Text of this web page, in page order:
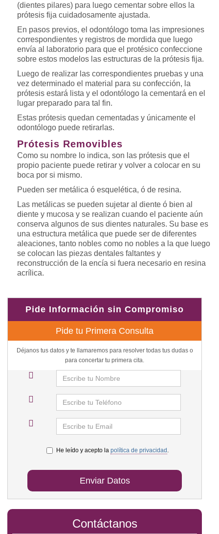
(dientes pilares) para luego cementar sobre ellos la
prótesis fija cuidadosamente ajustada.
En pasos previos, el odontólogo toma las impresiones
correspondientes y registros de mordida que luego
envía al laboratorio para que el protésico confeccione
sobre estos modelos las estructuras de la prótesis fija.
Luego de realizar las correspondientes pruebas y una
vez determinado el material para su confección, la
prótesis estará lista y el odontólogo la cementará en el
lugar preparado para tal fin.
Estas prótesis quedan cementadas y únicamente el
odontólogo puede retirarlas.
Prótesis Removibles
Como su nombre lo indica, son las prótesis que el
propio paciente puede retirar y volver a colocar en su
boca por si mismo.
Pueden ser metálica ó esquelética, ó de resina.
Las metálicas se pueden sujetar al diente ó bien al
diente y mucosa y se realizan cuando el paciente aún
conserva algunos de sus dientes naturales. Su base es
una estructura metálica que puede ser de diferentes
aleaciones, tanto nobles como no nobles a la que luego
se colocan las piezas dentales faltantes y
reconstrucción de la encía si fuera necesario en resina
acrílica.
Pide Información sin Compromiso
Pide tu Primera Consulta
Déjanos tus datos y te llamaremos para resolver todas tus dudas o
para concertar tu primera cita.
He leído y acepto la política de privacidad .
Enviar Datos
Contáctanos